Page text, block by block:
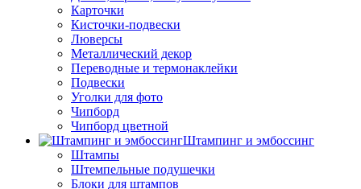
Карточки
Кисточки-подвески
Люверсы
Металлический декор
Переводные и термонаклейки
Подвески
Уголки для фото
Чипборд
Чипборд цветной
Штампинг и эмбоссинг
Штампы
Штемпельные подушечки
Блоки для штампов